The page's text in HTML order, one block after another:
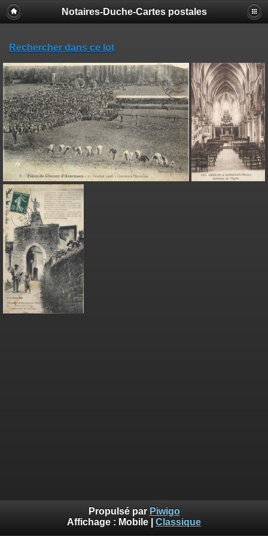
Notaires-Duche-Cartes postales
Rechercher dans ce lot
Propulsé par Piwigo
Affichage : Mobile Classique